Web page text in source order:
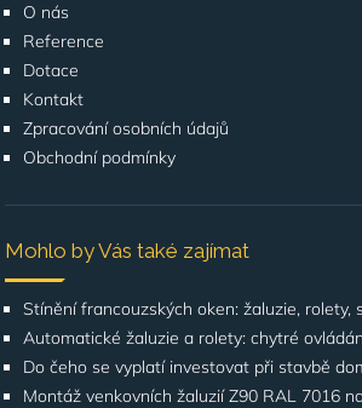
O nás
Reference
Dotace
Kontakt
Zpracování osobních údajů
Obchodní podmínky
Mohlo by Vás také zajímat
Stínění francouzských oken: žaluzie, rolety,
Automatické žaluzie a rolety: chytré